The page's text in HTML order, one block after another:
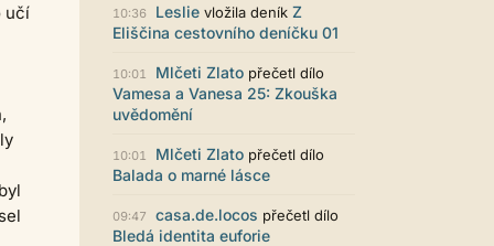
učí
graficky promyšlené.
Santiago Dibla 29.07. 11:01
Ahoj všem! Právě jsem publikoval
svou druhou sbírku. Dostupná je ve
formátu pdf. Budu moc rád za
přečtení! Sbírka nese název Já v
https://www.palmknihy.cz/ekniha/j
a-v-sobe-428529 Santiago :)
Kristína Melegová 27.07. 21:01
super práca, symbol toho, že to tu
10:36 Leslie vložila deník Z
Eliščina cestovního deníčku 01
10:01 Mlčeti Zlato přečetl dílo
Vamesa a Vanesa 25: Zkouška
uvědomění
10:01 Mlčeti Zlato přečetl dílo
Balada o marné lásce
09:47 casa.de.locos přečetl dílo
Bledá identita euforie